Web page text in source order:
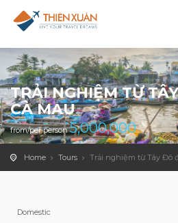
TRẢI NGHIỆM TỪ
CÀ MAU
from/per person5,000,000
Home Tours Trải nghiệm từ Tây Đô
Domestic